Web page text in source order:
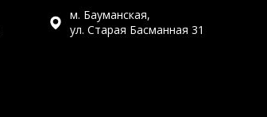
м. Бауманская,
ул. Старая Басманная 31